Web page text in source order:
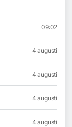
09:02
4 augusti
4 augusti
4 augusti
4 augusti